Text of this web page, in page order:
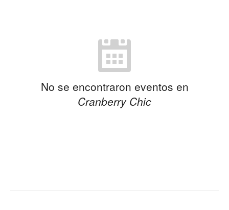
No se encontraron eventos en
Cranberry Chic